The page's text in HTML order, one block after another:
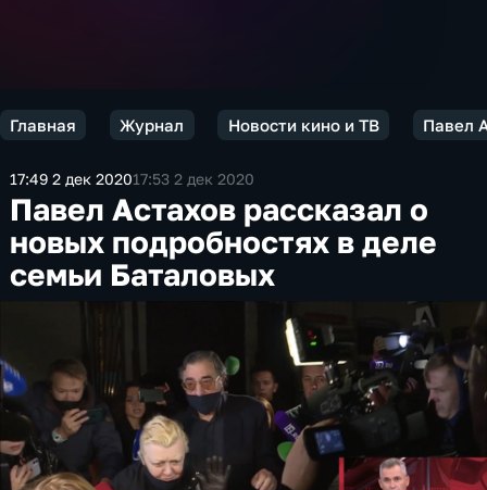
Главная Журнал Новости кино и ТВ Павел
17:49 2 дек 202017:53 2 дек 2020
Павел Астахов рассказал о
новых подробностях в деле
семьи Баталовых